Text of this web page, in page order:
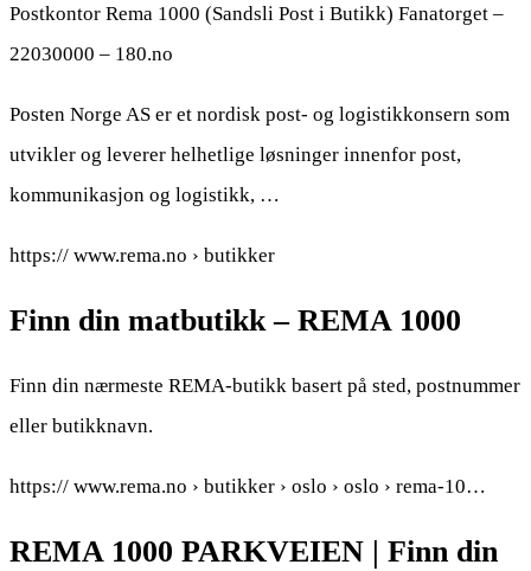
Postkontor Rema 1000 (Sandsli Post i Butikk) Fanatorget –
22030000 – 180.no
Posten Norge AS er et nordisk post- og logistikkonsern som
utvikler og leverer helhetlige løsninger innenfor post,
kommunikasjon og logistikk, …
https:// www.rema.no › butikker
Finn din matbutikk – REMA 1000
Finn din nærmeste REMA-butikk basert på sted, postnummer
eller butikknavn.
https:// www.rema.no › butikker › oslo › oslo › rema-10…
REMA 1000 PARKVEIEN | Finn din